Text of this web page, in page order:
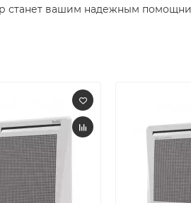
станет вашим надежным